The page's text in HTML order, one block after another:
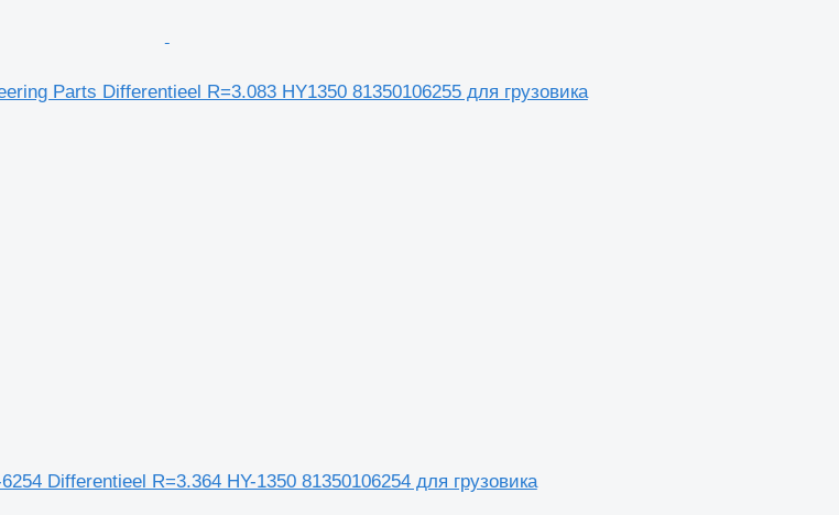
Parts Differentieel R=3.083 HY1350 81350106255 для грузовика
Differentieel R=3.364 HY-1350 81350106254 для грузовика